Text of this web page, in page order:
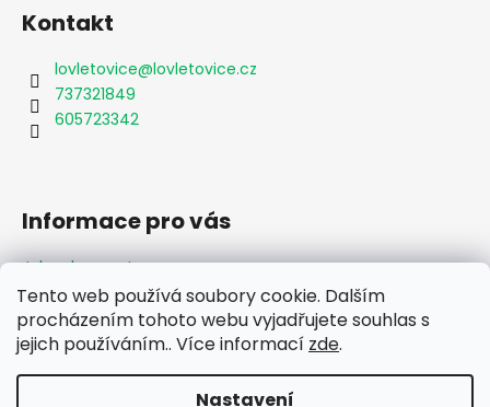
Tento web používá soubory cookie. Dalším
procházením tohoto webu vyjadřujete souhlas s
jejich používáním.. Více informací zde.
Nastavení
Kontakt
lovletovice@lovletovice.cz
737321849
605723342
Informace pro vás
Jak nakupovat
Obchodní podmínky
Podmínky ochrany osobních údajů
Formulář odstoupení od smlouvy